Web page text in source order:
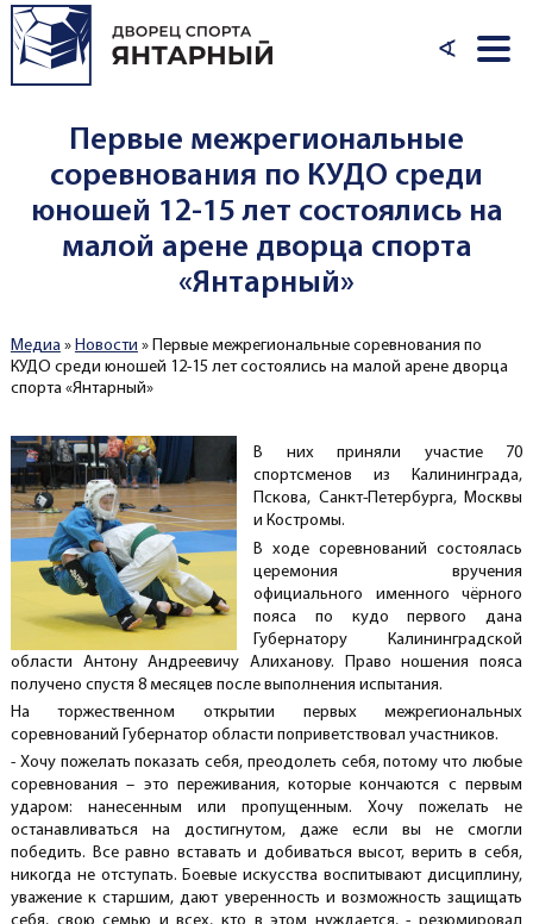
Перейти к основному содержанию
∢
Первые межрегиональные
соревнования по КУДО среди
юношей 12-15 лет состоялись на
малой арене дворца спорта
«Янтарный»
Вы здесь
Медиа» Новости » Первые межрегиональные соревнования по
КУДО среди юношей 12-15 лет состоялись на малой арене дворца
спорта «Янтарный»
В них приняли участие 70
спортсменов из Калининграда,
Пскова, Санкт-Петербурга, Москвы
и Костромы.
В ходе соревнований состоялась
церемония вручения
официального именного чёрного
пояса по кудо первого дана
Губернатору Калининградской
области
Антону Андреевичу Алиханову. Право ношения пояса
получено спустя 8 месяцев после выполнения испытания.
На торжественном открытии первых межрегиональных
соревнований Губернатор области поприветствовал участников.
- Хочу пожелать показать себя, преодолеть себя, потому что любые
соревнования – это переживания, которые кончаются с первым
ударом: нанесенным или пропущенным. Хочу пожелать не
останавливаться на достигнутом, даже если вы не смогли
победить. Все равно вставать и добиваться высот, верить в себя,
никогда не отступать. Боевые искусства воспитывают дисциплину,
уважение к старшим, дают уверенность и возможность защищать